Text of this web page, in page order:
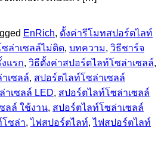
EnRich, ตั้งค่ารีโมทสปอร์ตไลท์
ล่าเซลล์ไม่ติด, บทความ, วิธีชาร์จ
แรก, วิธีตั้งค่าสปอร์ตไลท์โซล่าเซลล์,
เซลล์, สปอร์ตไลท์โซล่าเซลล์
าเซลล์ LED, สปอร์ตไลท์โซล่าเซลล์
ลล์ ใช้งาน, สปอร์ตไลท์โซล่าเซลล์
ซล่า,ไฟสปอร์ตไลท์,ไฟสปอร์ตไลท์